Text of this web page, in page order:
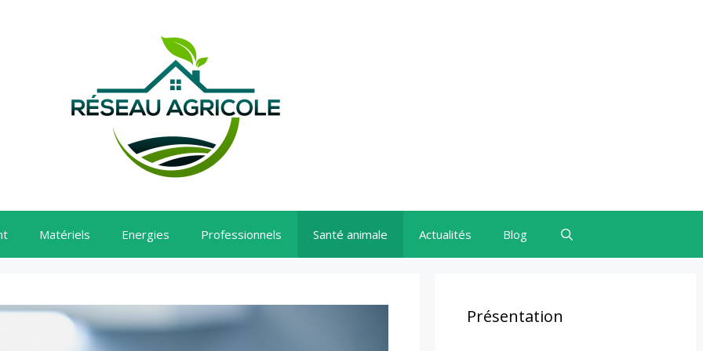
Matériels Energies Professionnels Santé animale Actualités Blog
Présentation